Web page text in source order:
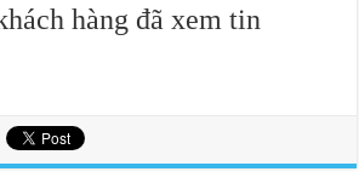
hàng đã xem tin